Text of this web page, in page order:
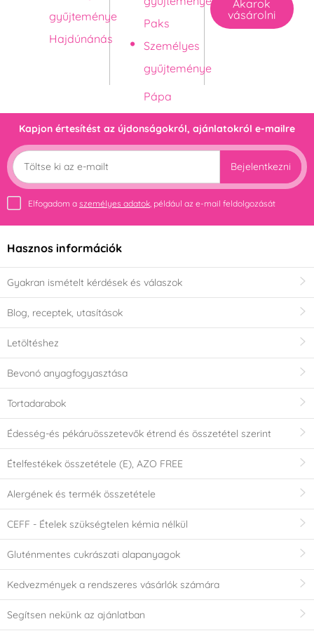
gyűjteménye
Hajdúnánás
Paks
Személyes
gyűjteménye
Akarok
vásárolni
Kapjon értesítést az újdonságokról, ajánlatokról e-mailre
Bejelentkezni
Elfogadom a személyes adatok , például az e-mail feldolgozását
Hasznos információk
Gyakran ismételt kérdések és válaszok
Blog, receptek, utasítások
Letöltéshez
Bevonó anyagfogyasztása
Tortadarabok
Édesség-és pékáruösszetevők étrend és összetétel szerint
Ételfestékek összetétele (E), AZO FREE
Alergének és termék összetétele
CEFF - Ételek szükségtelen kémia nélkül
Gluténmentes cukrászati alapanyagok
Kedvezmények a rendszeres vásárlók számára
Segítsen nekünk az ajánlatban